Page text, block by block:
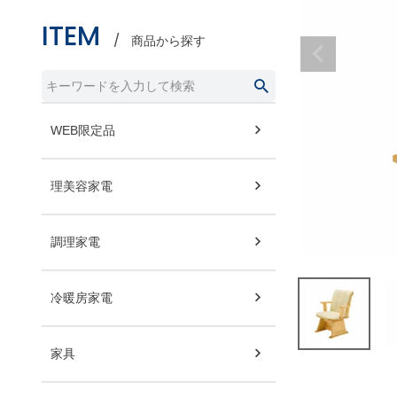
ITEM 商品から探す
WEB限定品
理美容家電
調理家電
冷暖房家電
家具